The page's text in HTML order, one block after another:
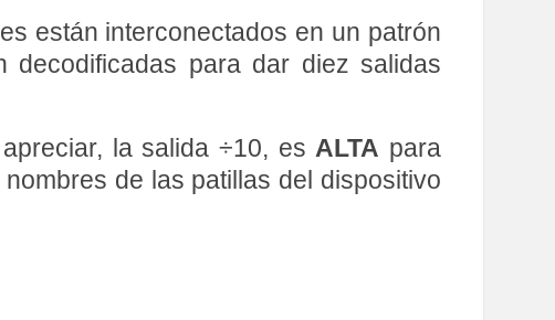
están interconectados en un patrón
para dar diez salidas
la salida ÷10, es ALTA para
de las patillas del dispositivo